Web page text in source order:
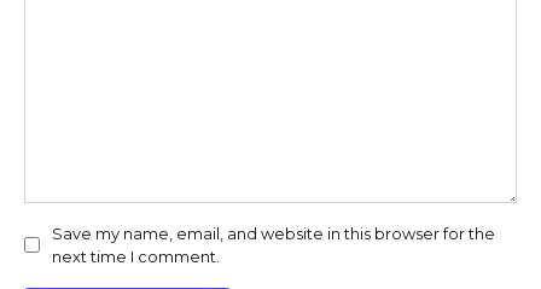
Save my name, email, and website in this browser for the
next time I comment.